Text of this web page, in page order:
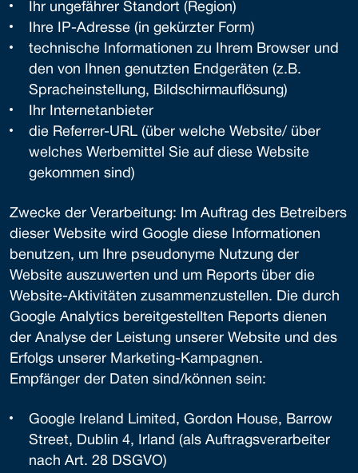
Ihr ungefährer Standort (Region)
Ihre IP-Adresse (in gekürzter Form)
technische Informationen zu Ihrem Browser und
den von Ihnen genutzten Endgeräten (z.B.
Spracheinstellung, Bildschirmauflösung)
Ihr Internetanbieter
die Referrer-URL (über welche Website/ über
welches Werbemittel Sie auf diese Website
gekommen sind)
Zwecke der Verarbeitung: Im Auftrag des Betreibers
dieser Website wird Google diese Informationen
benutzen, um Ihre pseudonyme Nutzung der
Website auszuwerten und um Reports über die
Website-Aktivitäten zusammenzustellen. Die durch
Google Analytics bereitgestellten Reports dienen
der Analyse der Leistung unserer Website und des
Erfolgs unserer Marketing-Kampagnen.
Empfänger der Daten sind/können sein:
Google Ireland Limited, Gordon House, Barrow
Street, Dublin 4, Irland (als Auftragsverarbeiter
nach Art. 28 DSGVO)